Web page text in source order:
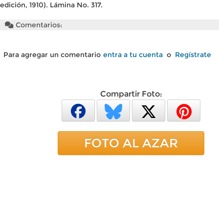
edición, 1910). Lámina No. 317.
Comentarios:
Para agregar un comentario entra a tu cuenta o Regístrate
Compartir Foto:
FOTO AL AZAR